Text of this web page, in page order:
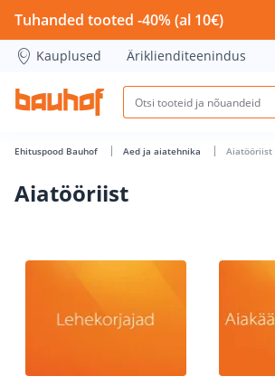
Aiatööriist - Bauhof has loaded
Tuhanded tooted -40% (al 10€)
Kauplused Äriklienditeenindus
Ehituspood Bauhof Aed ja aiatehnika Aiatööriist
Aiatööriist